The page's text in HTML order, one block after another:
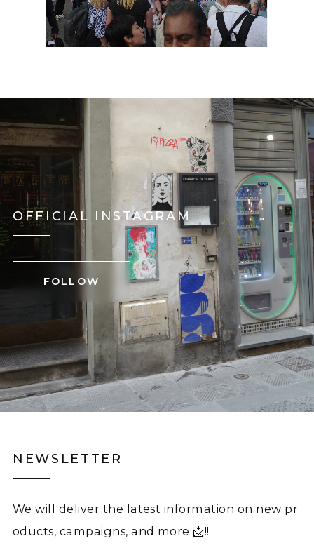
OFFICIAL INSTAGRAM
FOLLOW
NEWSLETTER
We will deliver the latest information on new pr
oducts, campaigns, and more 📩!!